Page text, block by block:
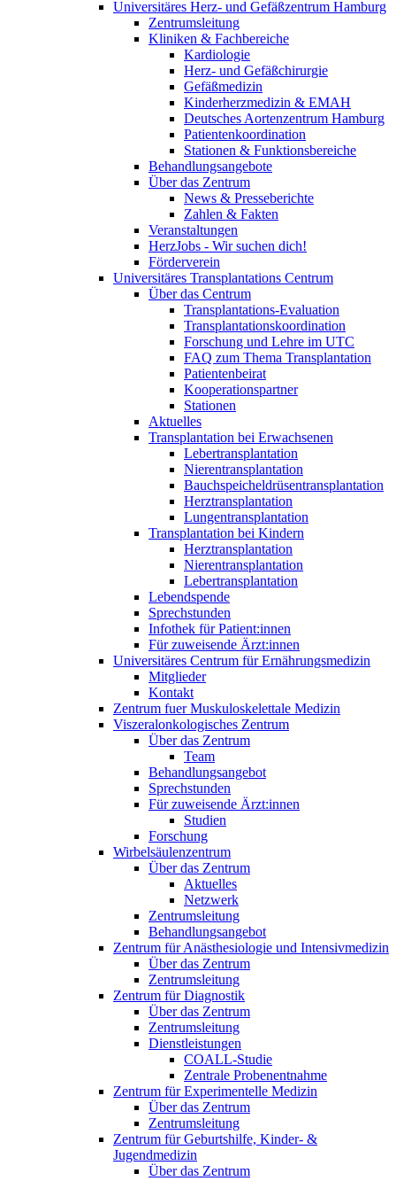
Universitäres Herz- und Gefäßzentrum Hamburg
Zentrumsleitung
Kliniken & Fachbereiche
Kardiologie
Herz- und Gefäßchirurgie
Gefäßmedizin
Kinderherzmedizin & EMAH
Deutsches Aortenzentrum Hamburg
Patientenkoordination
Stationen & Funktionsbereiche
Behandlungsangebote
Über das Zentrum
News & Presseberichte
Zahlen & Fakten
Veranstaltungen
HerzJobs - Wir suchen dich!
Förderverein
Universitäres Transplantations Centrum
Über das Centrum
Transplantations-Evaluation
Transplantationskoordination
Forschung und Lehre im UTC
FAQ zum Thema Transplantation
Patientenbeirat
Kooperationspartner
Stationen
Aktuelles
Transplantation bei Erwachsenen
Lebertransplantation
Nierentransplantation
Bauchspeicheldrüsentransplantation
Herztransplantation
Lungentransplantation
Transplantation bei Kindern
Herztransplantation
Nierentransplantation
Lebertransplantation
Lebendspende
Sprechstunden
Infothek für Patient:innen
Für zuweisende Ärzt:innen
Universitäres Centrum für Ernährungsmedizin
Mitglieder
Kontakt
Zentrum fuer Muskuloskelettale Medizin
Viszeral­onkologisches Zentrum
Über das Zentrum
Team
Behandlungsangebot
Sprechstunden
Für zuweisende Ärzt:innen
Studien
Forschung
Wirbelsäulenzentrum
Über das Zentrum
Aktuelles
Netzwerk
Zentrumsleitung
Behandlungsangebot
Zentrum für Anästhesiologie und Intensivmedizin
Über das Zentrum
Zentrumsleitung
Zentrum für Diagnostik
Über das Zentrum
Zentrumsleitung
Dienstleistungen
COALL-Studie
Zentrale Probenentnahme
Zentrum für Experimentelle Medizin
Über das Zentrum
Zentrumsleitung
Zentrum für Geburtshilfe, Kinder- &
Jugendmedizin
Über das Zentrum